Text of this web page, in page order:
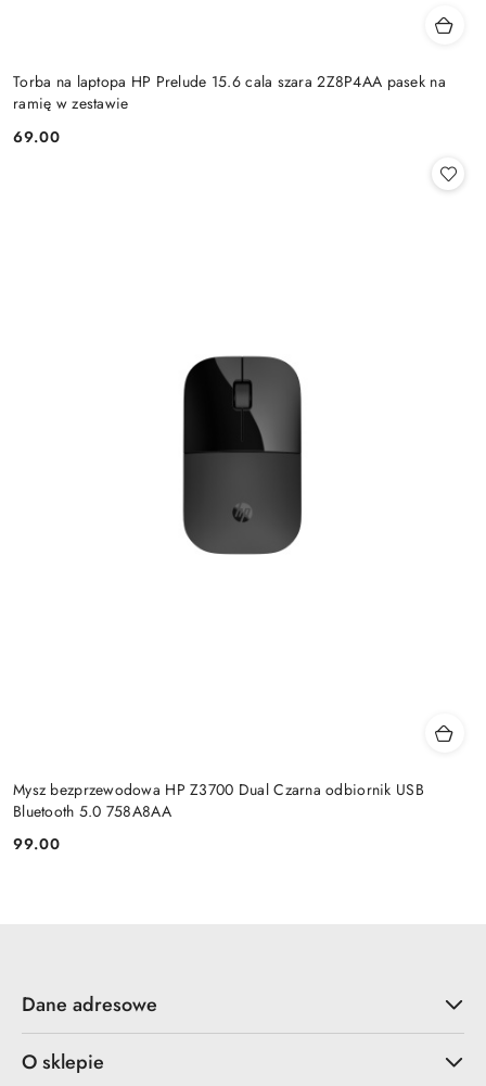
Torba na laptopa HP Prelude 15.6 cala szara 2Z8P4AA pasek na
ramię w zestawie
Cena:
69.00
Mysz bezprzewodowa HP Z3700 Dual Czarna odbiornik USB
Bluetooth 5.0 758A8AA
Cena:
99.00
Dane adresowe
O sklepie